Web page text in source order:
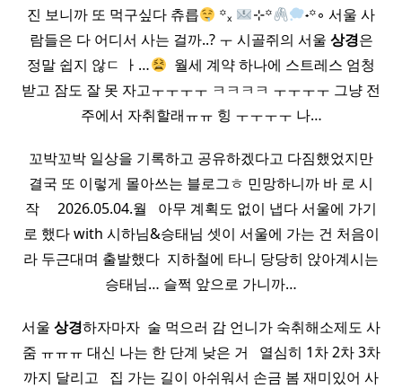
진 보니까 또 먹구싶다 츄릅
꙳ₓ ⊹꙳
˖꙳◦ 서울 사
람들은 다 어디서 사는 걸까..? ㅜ 시골쥐의 서울 상경은
정말 쉽지 않ㄷ ㅏ…
​ 월세 계약 하나에 스트레스 엄청
받고 잠도 잘 못 자고ㅜㅜㅜㅜ ㅋㅋㅋㅋ ㅜㅜㅜㅜ 그냥 전
주에서 자취할래ㅠㅠ 힝 ㅜㅜㅜㅜ 나…
꼬박꼬박 일상을 기록하고 공유하겠다고 다짐했었지만
결국 또 이렇게 몰아쓰는 블로그ㅎ 민망하니까 바 로 시
작 ​ ​ ​ ​ 2026.05.04.월 ​ ​ 아무 계획도 없이 냅다 서울에 가기
로 했다 with 시하님&승태님 셋이 서울에 가는 건 처음이
라 두근대며 출발했다​ ​ 지하철에 타니 당당히 앉아계시는
승태님… 슬쩍 앞으로 가니까…
서울 상경하자마자 ​ 술 먹으러 감 언니가 숙취해소제도 사
줌 ㅠㅠㅠ 대신 나는 한 단계 낮은 거 ​ ​ 열심히 1차 2차 3차
까지 달리고 ​ ​ 집 가는 길이 아쉬워서 손금 봄 재미있어 사